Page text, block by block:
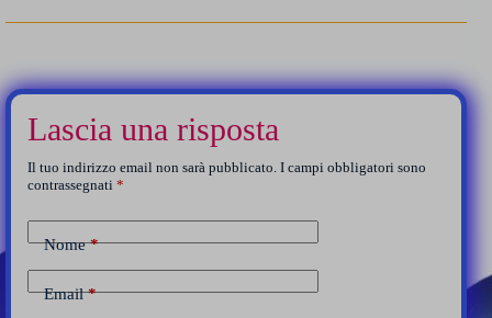
Lascia una risposta
Il tuo indirizzo email non sarà pubblicato. I campi obbligatori sono
contrassegnati *
Nome*
Email*